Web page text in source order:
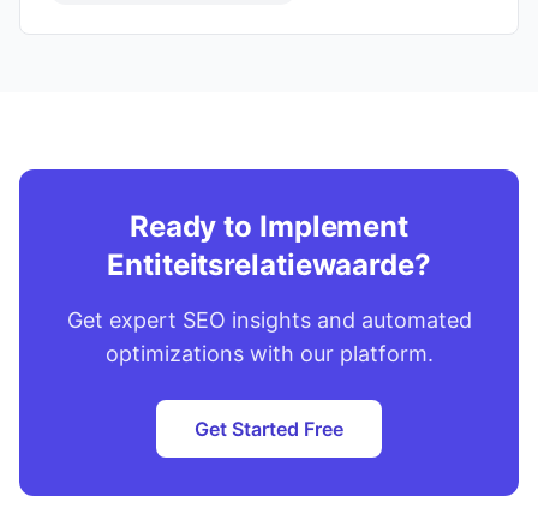
Ready to Implement
Entiteitsrelatiewaarde?
Get expert SEO insights and automated
optimizations with our platform.
Get Started Free